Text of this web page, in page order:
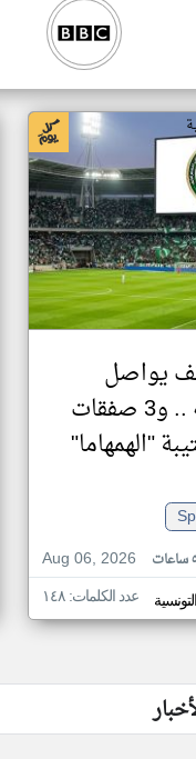
يواصل
تدعيم صفوفه .. و3 صفقات
"الهمهاما"
Aug 06, 2026
عدد الكلمات: ١٤٨